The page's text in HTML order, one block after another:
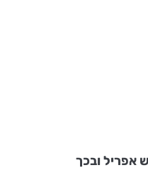
אפריל ובכך